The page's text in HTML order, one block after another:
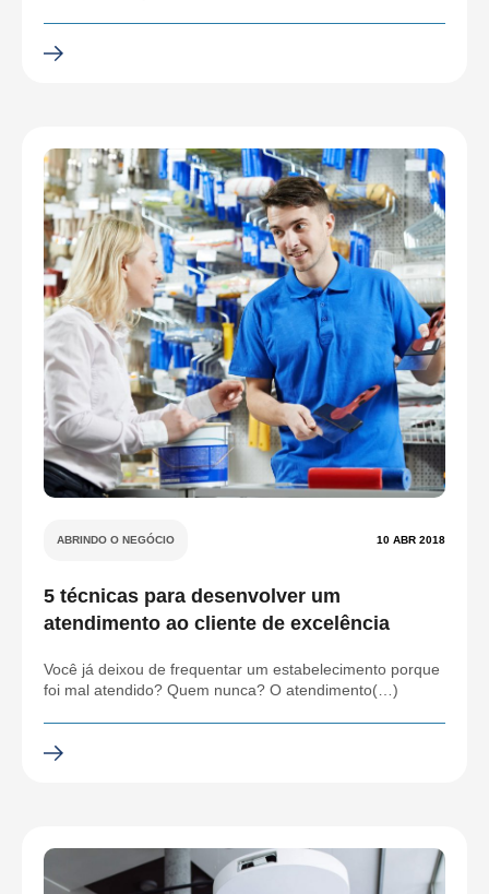
ABRINDO O NEGÓCIO 10 ABR 2018
5 técnicas para desenvolver um
atendimento ao cliente de excelência
Você já deixou de frequentar um estabelecimento porque
foi mal atendido? Quem nunca? O atendimento(…)